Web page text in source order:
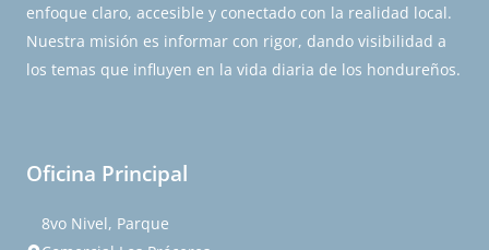
enfoque claro, accesible y conectado con la realidad local.
Nuestra misión es informar con rigor, dando visibilidad a
los temas que influyen en la vida diaria de los hondureños.
Oficina Principal
8vo Nivel, Parque